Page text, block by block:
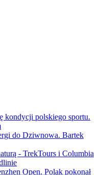
kondycji polskiego sportu.
do Dziwnowa. Bartek
- TrekTours i Columbia
Open. Polak pokonał